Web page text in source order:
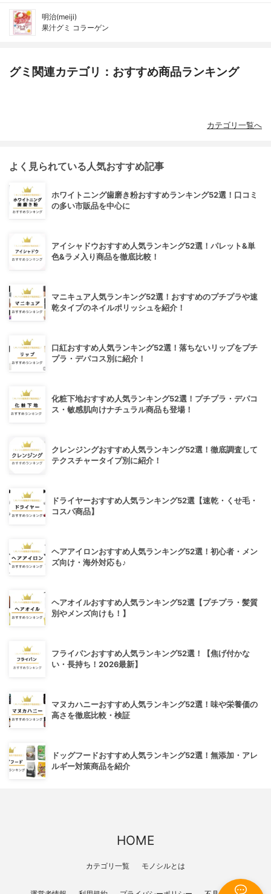
明治(meiji)
果汁グミ コラーゲン
グミ関連カテゴリ：おすすめ商品ランキング
カテゴリ一覧へ
よく見られている人気おすすめ記事
ホワイトニング歯磨き粉おすすめランキング52選！口コミ
の多い市販品を中心に
アイシャドウおすすめ人気ランキング52選！パレット&単
色&ラメ入り商品を徹底比較！
マニキュア人気ランキング52選！おすすめのプチプラや速
乾タイプのネイルポリッシュを紹介！
口紅おすすめ人気ランキング52選！落ちないリップをプチ
プラ・デパコス別に紹介！
化粧下地おすすめ人気ランキング52選！プチプラ・デパコ
ス・敏感肌向けナチュラル商品も登場！
クレンジングおすすめ人気ランキング52選！徹底調査して
テクスチャータイプ別に紹介！
ドライヤーおすすめ人気ランキング52選【速乾・くせ毛・
コスパ商品】
ヘアアイロンおすすめ人気ランキング52選！初心者・メン
ズ向け・海外対応も♪
ヘアオイルおすすめ人気ランキング52選【プチプラ・髪質
別やメンズ向けも！】
フライパンおすすめ人気ランキング52選！【焦げ付かな
い・長持ち！2026最新】
マヌカハニーおすすめ人気ランキング52選！味や栄養価の
高さを徹底比較・検証
ドッグフードおすすめ人気ランキング52選！無添加・アレ
ルギー対策商品を紹介
HOME
カテゴリ一覧 モノシルとは